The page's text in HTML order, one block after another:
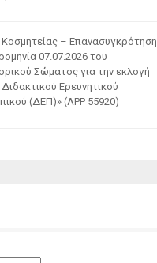
– Επανασυγκρότηση
07.07.2026 του
Σώματος για την εκλογή
Ερευνητικού
(ΔΕΠ)» (APP 55920)